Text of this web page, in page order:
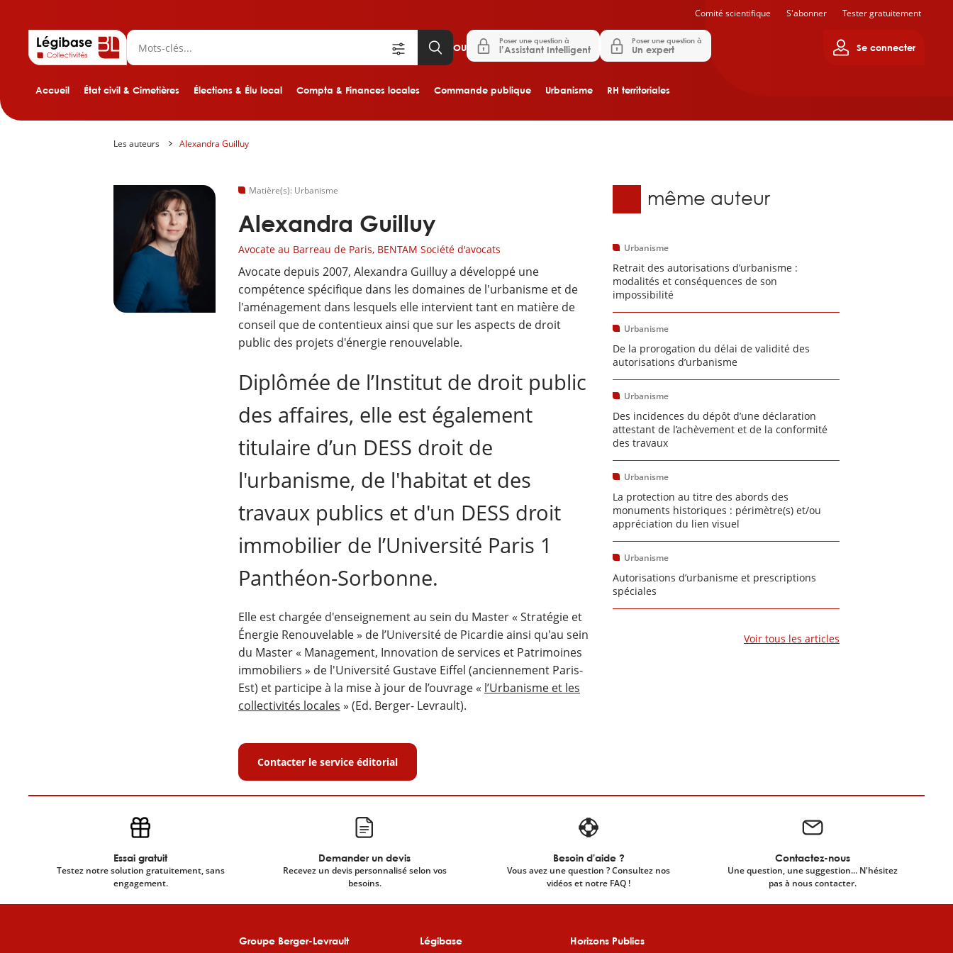
Accueil État civil & Cimetières Élections & Élu local Compta & Finances locales Commande publique Urbanisme RH territoriales
OU
Poser une question à
l’Assistant Intelligent
Poser une question à
Un expert Se connecter
Comité scientifique S'abonner Tester gratuitement
Les auteurs Alexandra Guilluy
Matière(s): Urbanisme
Alexandra Guilluy
Avocate au Barreau de Paris, BENTAM Société d'avocats
Avocate depuis 2007, Alexandra Guilluy a développé une
compétence spécifique dans les domaines de l'urbanisme et de
l'aménagement dans lesquels elle intervient tant en matière de
conseil que de contentieux ainsi que sur les aspects de droit
public des projets d'énergie renouvelable.
Diplômée de l’Institut de droit public
des affaires, elle est également
titulaire d’un DESS droit de
l'urbanisme, de l'habitat et des
travaux publics et d'un DESS droit
immobilier de l’Université Paris 1
Panthéon-Sorbonne.
Elle est chargée d'enseignement au sein du Master « Stratégie et
Énergie Renouvelable » de l’Université de Picardie ainsi qu'au sein
du Master « Management, Innovation de services et Patrimoines
immobiliers » de l'Université Gustave Eiffel (anciennement Paris-
Est) et participe à la mise à jour de l’ouvrage « l’Urbanisme et les
collectivités locales » (Ed. Berger- Levrault).
Contacter le service éditorial
Du même auteur
Urbanisme
Retrait des autorisations d’urbanisme :
modalités et conséquences de son
impossibilité
Urbanisme
De la prorogation du délai de validité des
autorisations d’urbanisme
Urbanisme
Des incidences du dépôt d’une déclaration
attestant de l’achèvement et de la conformité
des travaux
Urbanisme
La protection au titre des abords des
monuments historiques : périmètre(s) et/ou
appréciation du lien visuel
Urbanisme
Autorisations d’urbanisme et prescriptions
spéciales
Voir tous les articles
Essai gratuit
Testez notre solution gratuitement, sans
engagement.
Demander un devis
Recevez un devis personnalisé selon vos
besoins.
Besoin d'aide ?
Vous avez une question ? Consultez nos
vidéos et notre FAQ !
Contactez-nous
Une question, une suggestion... N'hésitez
pas à nous contacter.
Groupe Berger-Levrault Légibase Horizons Publics